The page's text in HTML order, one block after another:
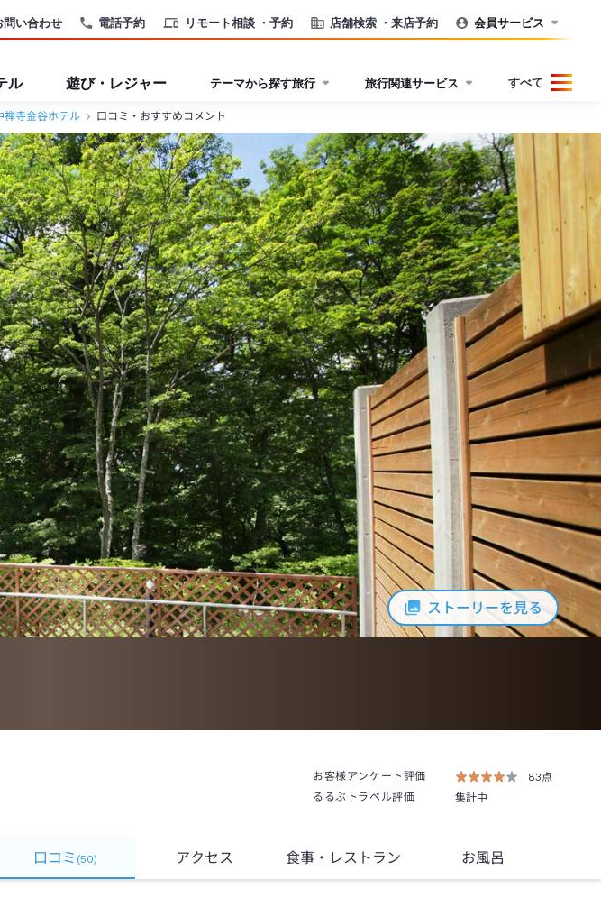
電話予約 リモート相談 ・予約 店舗検索 ・来店予約
問い合わせ 会員サービス
ル 遊び・レジャー テーマから探す旅行 旅行関連サービス すべて
禅寺金谷ホテル 口コミ・おすすめコメント
ストーリーを見る
お客様アンケート評価
83点
るるぶトラベル評価
集計中
口コミ (50) アクセス 食事 ・レストラン お風呂